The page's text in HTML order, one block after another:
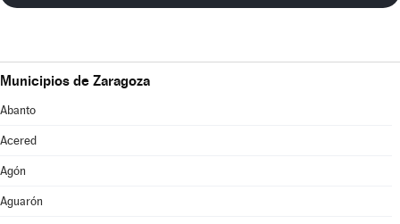
Municipios de Zaragoza
Abanto
Acered
Agón
Aguarón